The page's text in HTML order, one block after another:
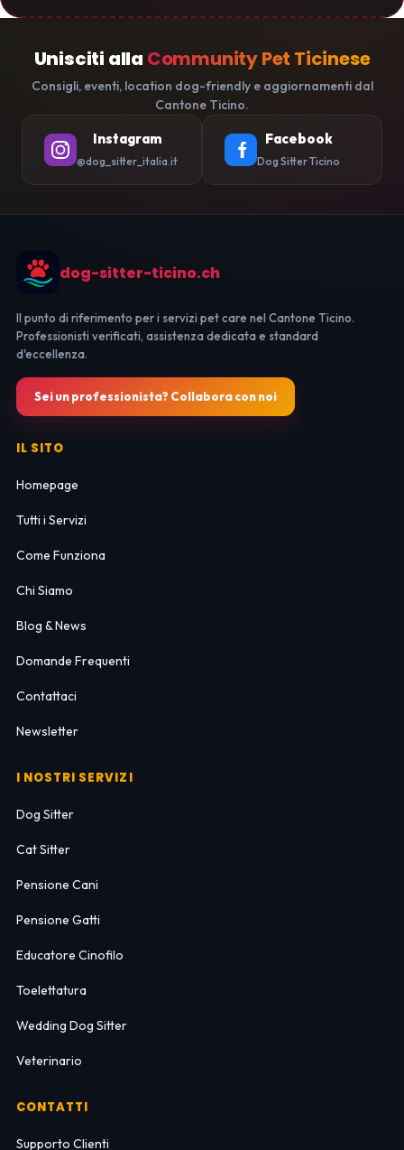
Unisciti alla Community Pet Ticinese
Consigli, eventi, location dog-friendly e aggiornamenti dal
Cantone Ticino.
Instagram
@dog_sitter_italia.it
Facebook
Dog Sitter Ticino
dog-sitter-ticino.ch
Il punto di riferimento per i servizi pet care nel Cantone Ticino.
Professionisti verificati, assistenza dedicata e standard
d'eccellenza.
Sei un professionista? Collabora con noi
IL SITO
Homepage
Tutti i Servizi
Come Funziona
Chi Siamo
Blog & News
Domande Frequenti
Contattaci
Newsletter
I NOSTRI SERVIZI
Dog Sitter
Cat Sitter
Pensione Cani
Pensione Gatti
Educatore Cinofilo
Toelettatura
Wedding Dog Sitter
Veterinario
CONTATTI
Supporto Clienti